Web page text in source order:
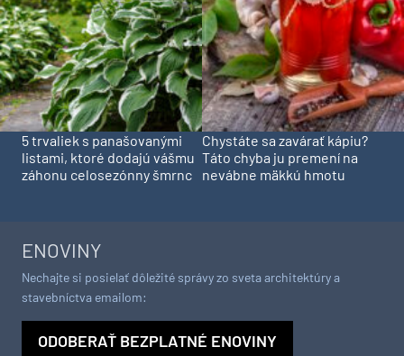
5 trvaliek s panašovanými
listami, ktoré dodajú vášmu
záhonu celosezónny šmrnc
Chystáte sa zavárať kápiu?
Táto chyba ju premení na
nevábne mäkkú hmotu
ENOVINY
Nechajte si posielať dôležité správy zo sveta architektúry a
stavebníctva emailom:
ODOBERAŤ BEZPLATNÉ ENOVINY